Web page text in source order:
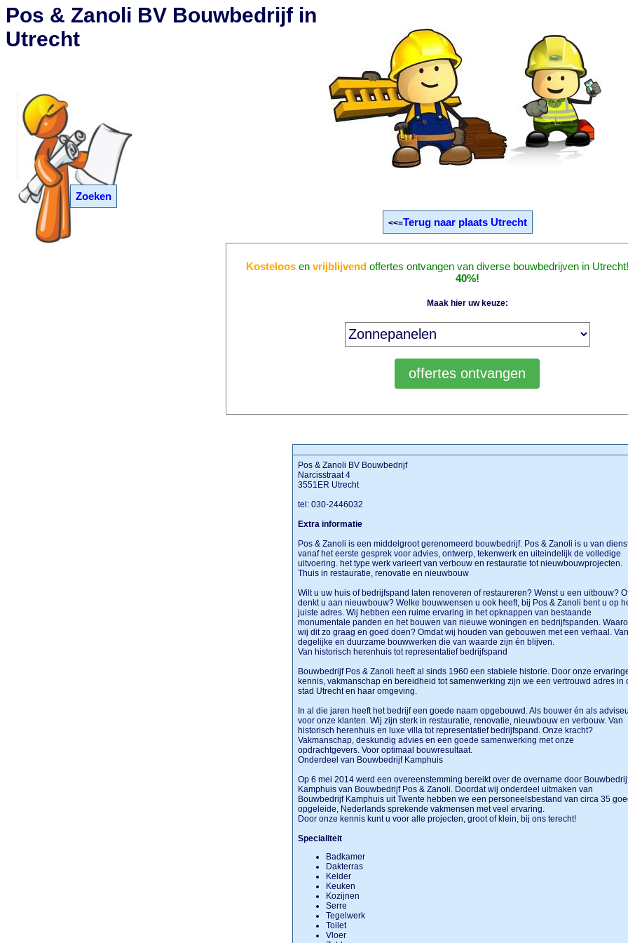
Zoeken
Pos & Zanoli BV Bouwbedrijf in
Utrecht
<<=Terug naar plaats Utrecht
Kosteloos envrijblijvend offertes ontvangen van diverse bouwbedrijven in Utrecht!
40%!
Maak hier uw keuze:
Pos & Zanoli BV Bouwbedrijf
Narcisstraat 4
3551ER Utrecht
tel: 030-2446032
Extra informatie
Pos & Zanoli is een middelgroot gerenomeerd bouwbedrijf. Pos & Zanoli is u van
vanaf het eerste gesprek voor advies, ontwerp, tekenwerk en uiteindelijk de volledige
uitvoering. het type werk varieert van verbouw en restauratie tot nieuwbouwprojecten.
Thuis in restauratie, renovatie en nieuwbouw
Wilt u uw huis of bedrijfspand laten renoveren of restaureren? Wenst u een uitbouw?
denkt u aan nieuwbouw? Welke bouwwensen u ook heeft, bij Pos & Zanoli bent u op
juiste adres. Wij hebben een ruime ervaring in het opknappen van bestaande
monumentale panden en het bouwen van nieuwe woningen en bedrijfspanden.
wij dit zo graag en goed doen? Omdat wij houden van gebouwen met een verhaal. Van
degelijke en duurzame bouwwerken die van waarde zijn én blijven.
Van historisch herenhuis tot representatief bedrijfspand
Bouwbedrijf Pos & Zanoli heeft al sinds 1960 een stabiele historie. Door onze
kennis, vakmanschap en bereidheid tot samenwerking zijn we een vertrouwd adres in
stad Utrecht en haar omgeving.
In al die jaren heeft het bedrijf een goede naam opgebouwd. Als bouwer én als
voor onze klanten. Wij zijn sterk in restauratie, renovatie, nieuwbouw en verbouw. Van
historisch herenhuis en luxe villa tot representatief bedrijfspand. Onze kracht?
Vakmanschap, deskundig advies en een goede samenwerking met onze
opdrachtgevers. Voor optimaal bouwresultaat.
Onderdeel van Bouwbedrijf Kamphuis
Op 6 mei 2014 werd een overeenstemming bereikt over de overname door
Kamphuis van Bouwbedrijf Pos & Zanoli. Doordat wij onderdeel uitmaken van
Bouwbedrijf Kamphuis uit Twente hebben we een personeelsbestand van circa 35
opgeleide, Nederlands sprekende vakmensen met veel ervaring.
Door onze kennis kunt u voor alle projecten, groot of klein, bij ons terecht!
Specialiteit
Badkamer
Dakterras
Kelder
Keuken
Kozijnen
Serre
Tegelwerk
Toilet
Vloer